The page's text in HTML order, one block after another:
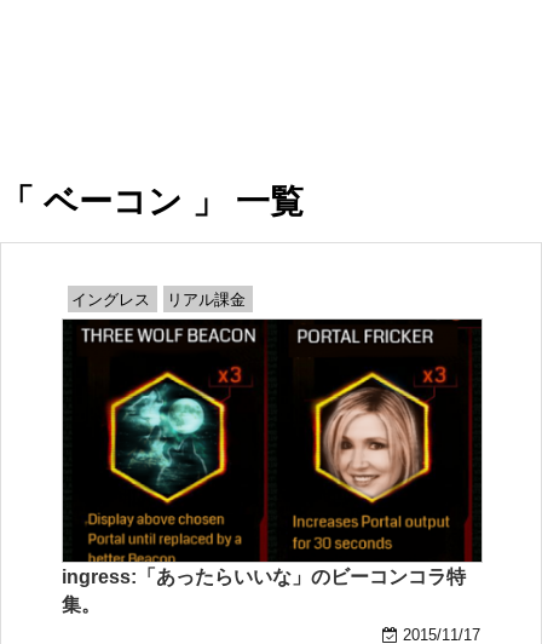
「 ベーコン 」 一覧
イングレス リアル課金
ingress:「あったらいいな」のビーコンコラ特
集。
2015/11/17